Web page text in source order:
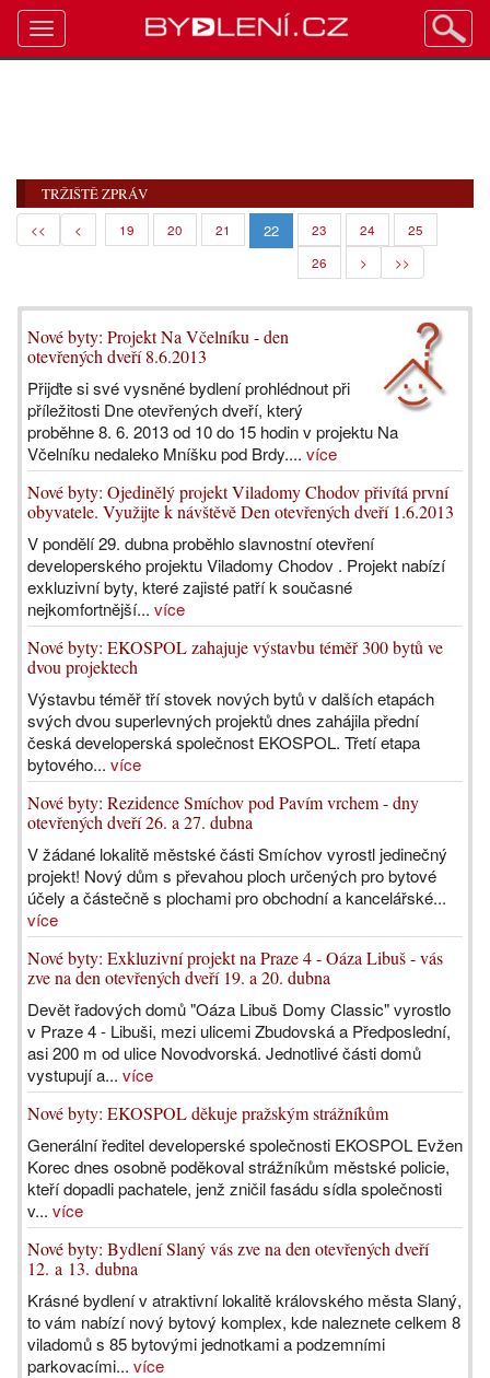
TRŽIŠTĚ ZPRÁV
<< < 19 20 21 22 23 24
25
26
> >>
Nové byty: Projekt Na Včelníku - den
otevřených dveří 8.6.2013
Přijďte si své vysněné bydlení prohlédnout při
příležitosti Dne otevřených dveří, který
proběhne 8. 6. 2013 od 10 do 15 hodin v projektu Na
Včelníku nedaleko Mníšku pod Brdy.... více
Nové byty: Ojedinělý projekt Viladomy Chodov přivítá první
obyvatele. Využijte k návštěvě Den otevřených dveří 1.6.2013
V pondělí 29. dubna proběhlo slavnostní otevření
developerského projektu Viladomy Chodov . Projekt nabízí
exkluzivní byty, které zajisté patří k současné
nejkomfortnější... více
Nové byty: EKOSPOL zahajuje výstavbu téměř 300 bytů ve
dvou projektech
Výstavbu téměř tří stovek nových bytů v dalších etapách
svých dvou superlevných projektů dnes zahájila přední
česká developerská společnost EKOSPOL. Třetí etapa
bytového... více
Nové byty: Rezidence Smíchov pod Pavím vrchem - dny
otevřených dveří 26. a 27. dubna
V žádané lokalitě městské části Smíchov vyrostl jedinečný
projekt! Nový dům s převahou ploch určených pro bytové
účely a částečně s plochami pro obchodní a kancelářské...
více
Nové byty: Exkluzivní projekt na Praze 4 - Oáza Libuš - vás
zve na den otevřených dveří 19. a 20. dubna
Devět řadových domů "Oáza Libuš Domy Classic" vyrostlo
v Praze 4 - Libuši, mezi ulicemi Zbudovská a Předposlední,
asi 200 m od ulice Novodvorská. Jednotlivé části domů
vystupují a... více
Nové byty: EKOSPOL děkuje pražským strážníkům
Generální ředitel developerské společnosti EKOSPOL Evžen
Korec dnes osobně poděkoval strážníkům městské policie,
kteří dopadli pachatele, jenž zničil fasádu sídla společnosti
v... více
Nové byty: Bydlení Slaný vás zve na den otevřených dveří
12. a 13. dubna
Krásné bydlení v atraktivní lokalitě královského města Slaný,
to vám nabízí nový bytový komplex, kde naleznete celkem 8
viladomů s 85 bytovými jednotkami a podzemními
parkovacími... více
Toggle
navigation